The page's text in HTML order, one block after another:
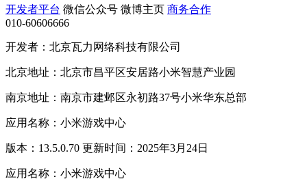
开发者平台 微信公众号 微博主页 商务合作
010-60606666
开发者：北京瓦力网络科技有限公司
北京地址：北京市昌平区安居路小米智慧产业园
南京地址：南京市建邺区永初路37号小米华东总部
应用名称：小米游戏中心
版本：13.5.0.70 更新时间：2025年3月24日
应用名称：小米游戏中心